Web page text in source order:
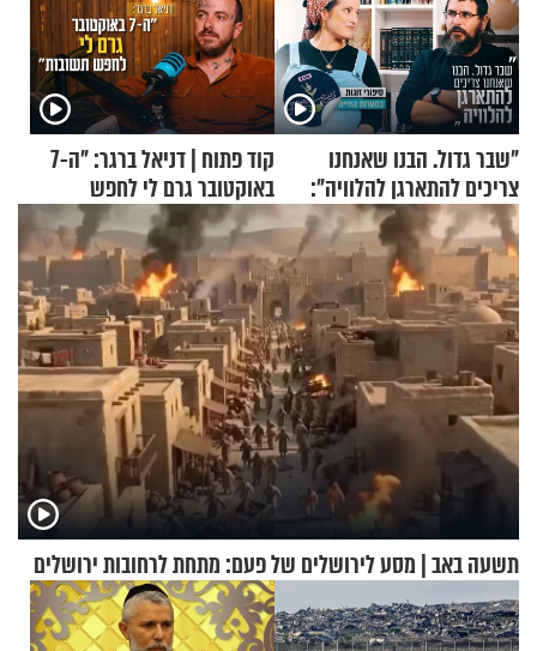
"שבר גדול. הבנו שאנחנו
צריכים להתארגן להלוויה":
זוגיות במבחן, הפעם עם מרים
וגד דנינו
קוד פתוח | דניאל ברגר: "ה-7
באוקטובר גרם לי לחפש
תשובות"
תשעה באב | מסע לירושלים של פעם: מתחת לרחובות ירושלים